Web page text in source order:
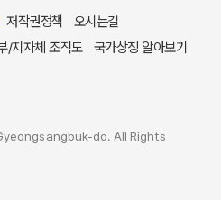
저작권정책
오시는길
/지자체 조직도 국가상징 알아보기
do. All Rights